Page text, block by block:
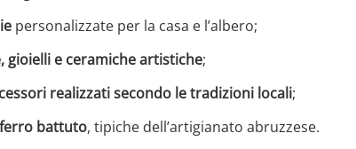
personalizzate per la casa e l’albero;
gioielli e ceramiche artistiche;
realizzati secondo le tradizioni locali;
battuto, tipiche dell’artigianato abruzzese.